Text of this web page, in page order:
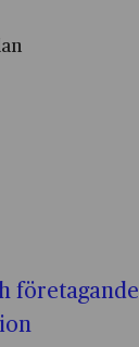
företagande